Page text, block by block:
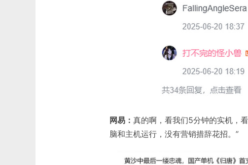
网易： 真的啊，看我们5分钟的实机，
脑和主机运行，没有营销措辞花招。”